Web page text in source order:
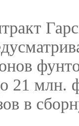
21 млн.
в